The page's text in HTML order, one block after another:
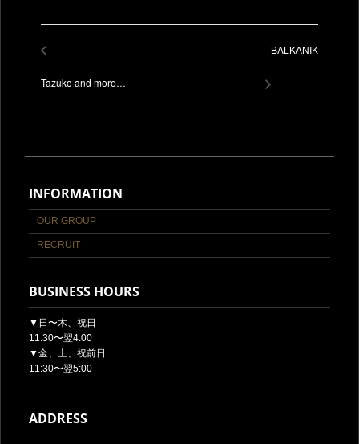
Tazuko and more…
BALKANIK
INFORMATION
OUR GROUP
RECRUIT
BUSINESS HOURS
▼日〜木、祝日
11:30〜翌4:00
▼金、土、祝前日
11:30〜翌5:00
ADDRESS